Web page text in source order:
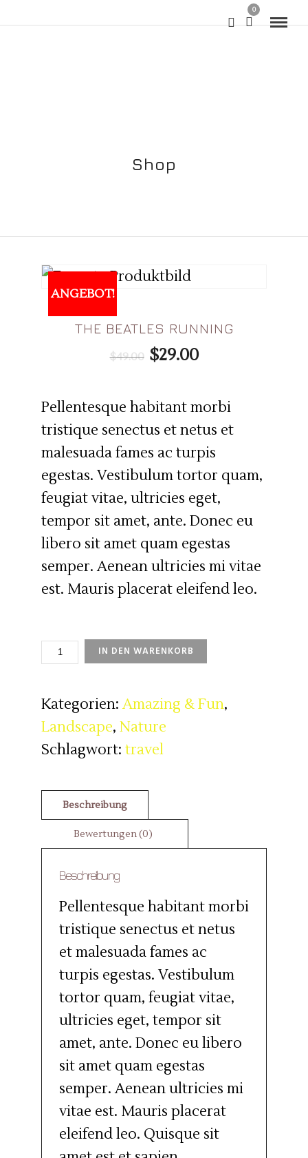
0
Shop
ANGEBOT!
THE BEATLES RUNNING
$49.00 $29.00
Pellentesque habitant morbi
tristique senectus et netus et
malesuada fames ac turpis
egestas. Vestibulum tortor quam,
feugiat vitae, ultricies eget,
tempor sit amet, ante. Donec eu
libero sit amet quam egestas
semper. Aenean ultricies mi vitae
est. Mauris placerat eleifend leo.
IN DEN WARENKORB
Kategorien:Amazing & Fun,
Landscape, Nature
Schlagwort: travel
Beschreibung
Pellentesque habitant morbi
tristique senectus et netus
et malesuada fames ac
turpis egestas. Vestibulum
tortor quam, feugiat vitae,
ultricies eget, tempor sit
amet, ante. Donec eu libero
sit amet quam egestas
semper. Aenean ultricies mi
vitae est. Mauris placerat
eleifend leo. Quisque sit